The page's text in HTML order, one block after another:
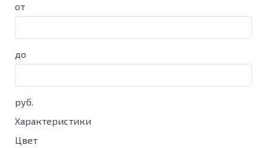
от
до
руб.
Характеристики
Цвет